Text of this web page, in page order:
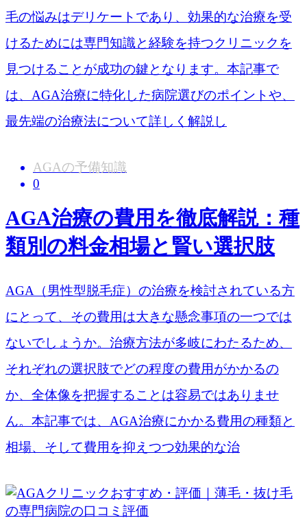
毛の悩みはデリケートであり、効果的な治療を受
けるためには専門知識と経験を持つクリニックを
見つけることが成功の鍵となります。本記事で
は、AGA治療に特化した病院選びのポイントや、
最先端の治療法について詳しく解説し
AGAの予備知識
0
AGA治療の費用を徹底解説：種
類別の料金相場と賢い選択肢
AGA（男性型脱毛症）の治療を検討されている方
にとって、その費用は大きな懸念事項の一つでは
ないでしょうか。治療方法が多岐にわたるため、
それぞれの選択肢でどの程度の費用がかかるの
か、全体像を把握することは容易ではありませ
ん。本記事では、AGA治療にかかる費用の種類と
相場、そして費用を抑えつつ効果的な治